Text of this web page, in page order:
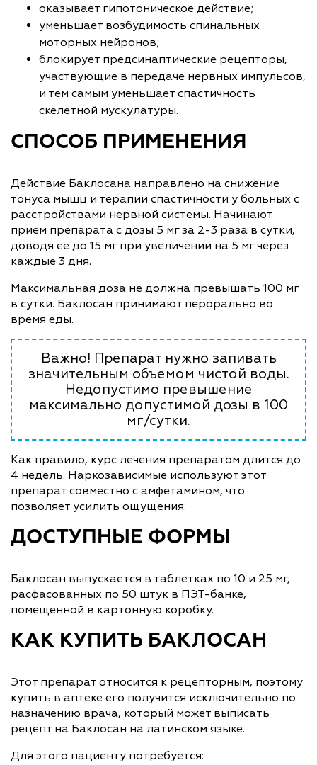
оказывает гипотоническое действие;
уменьшает возбудимость спинальных
моторных нейронов;
блокирует предсинаптические рецепторы,
участвующие в передаче нервных импульсов,
и тем самым уменьшает спастичность
скелетной мускулатуры.
СПОСОБ ПРИМЕНЕНИЯ
Действие Баклосана направлено на снижение
тонуса мышц и терапии спастичности у больных с
расстройствами нервной системы. Начинают
прием препарата с дозы 5 мг за 2-3 раза в сутки,
доводя ее до 15 мг при увеличении на 5 мг через
каждые 3 дня.
Максимальная доза не должна превышать 100 мг
в сутки. Баклосан принимают перорально во
время еды.
Важно! Препарат нужно запивать
значительным объемом чистой воды.
Недопустимо превышение
максимально допустимой дозы в 100
мг/сутки.
Как правило, курс лечения препаратом длится до
4 недель. Наркозависимые используют этот
препарат совместно с амфетамином, что
позволяет усилить ощущения.
ДОСТУПНЫЕ ФОРМЫ
Баклосан выпускается в таблетках по 10 и 25 мг,
расфасованных по 50 штук в ПЭТ-банке,
помещенной в картонную коробку.
КАК КУПИТЬ БАКЛОСАН
Этот препарат относится к рецепторным, поэтому
купить в аптеке его получится исключительно по
назначению врача, который может выписать
рецепт на Баклосан на латинском языке.
Для этого пациенту потребуется: